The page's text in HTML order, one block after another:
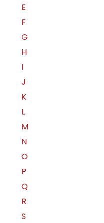
E
F
G
H
I
J
K
L
M
N
O
P
Q
R
S